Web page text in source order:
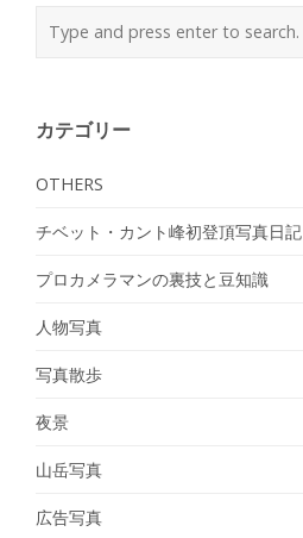
カテゴリー
OTHERS
チベット・カント峰初登頂写真日記
プロカメラマンの裏技と豆知識
人物写真
写真散歩
夜景
山岳写真
広告写真